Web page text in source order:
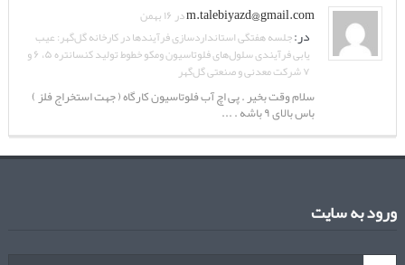
m.talebiyazd@gmail.comدر ۱۶ بهمن
در:جلسه هفتگی استانداردسازی فرآیندها در کارخانه گل‌گهر: عیب
یابی فرآیندی سلول‌های فلوتاسیون ومکو خطوط تولید کنسانتره ۵، ۶ و
۷ شرکت معدنی و صنعتی گل‌گهر
سلام وقت بخیر . پی اچ آب فلوتاسیون کارگاه ( جهت استخراج فلز )
باس بالای ۹ باشه . ...
ورود به سایت